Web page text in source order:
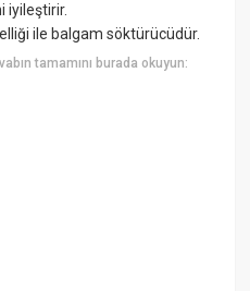
iyileştirir.
ile balgam söktürücüdür.
tamamını burada okuyun: